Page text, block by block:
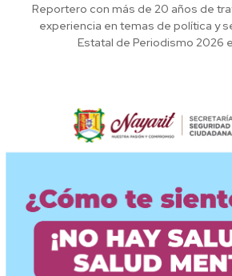
Reportero con más de 20 años de
experiencia en temas de política y
Estatal de Periodismo 2026